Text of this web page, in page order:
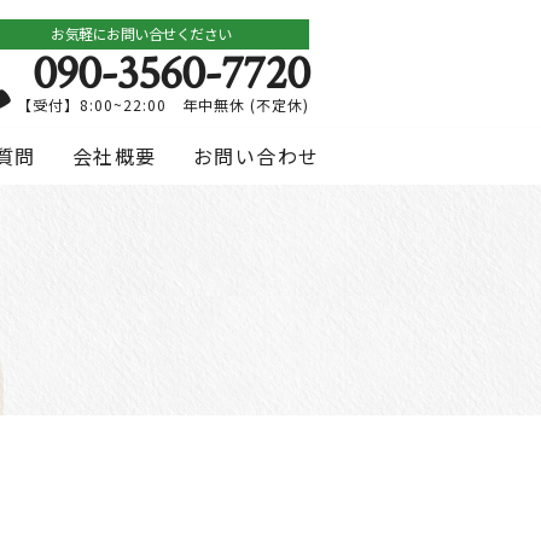
お気軽にお問い合せください
090-3560-7720
【受付】8:00~22:00 年中無休 (不定休)
問 会社概要 お問い合わせ